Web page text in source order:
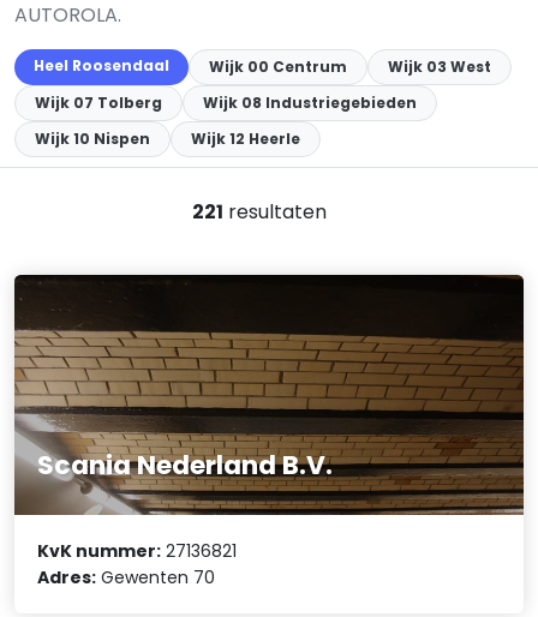
AUTOROLA.
Heel Roosendaal Wijk 00 Centrum
Wijk 03 West
Wijk 07 Tolberg
Wijk 08 Industriegebieden
Wijk 10 Nispen
Wijk 12 Heerle
221 resultaten
Scania Nederland B.V.
KvK nummer: 27136821
Adres: Gewenten 70